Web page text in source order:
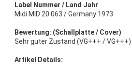
Label Nummer / Land Jahr
Midi MID 20 063 / Germany 1973
Bewertung: (Schallplatte / Cover)
Sehr guter Zustand (VG+++ / VG+++)
Artikel Details: